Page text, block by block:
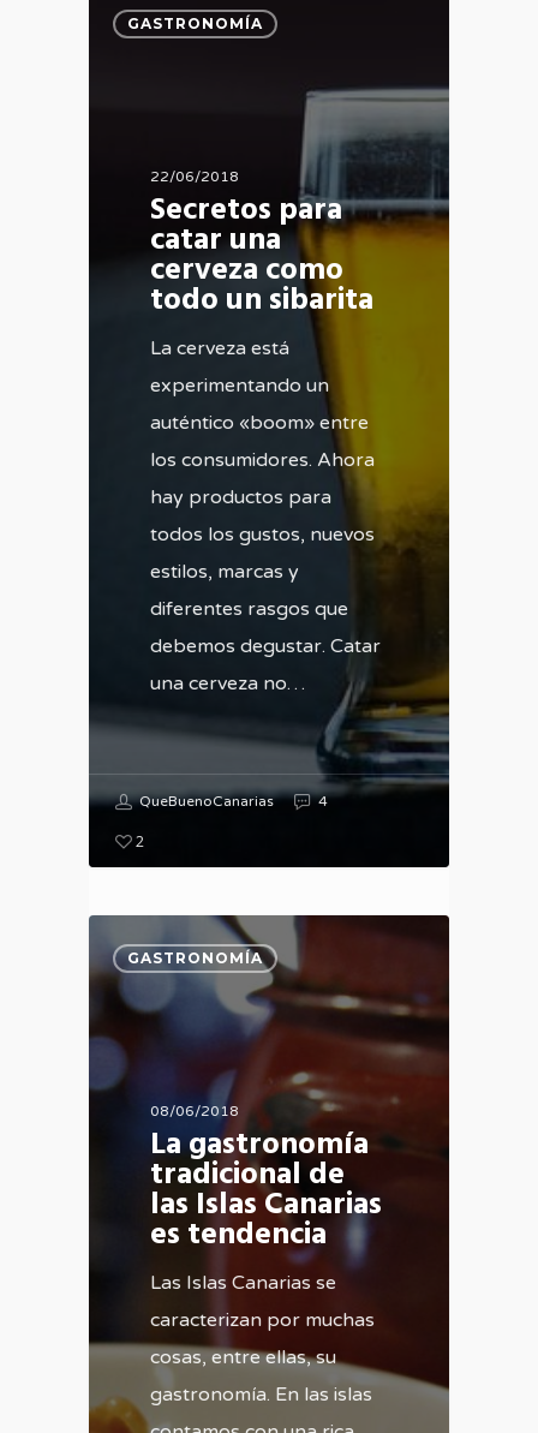
GASTRONOMÍA
22/06/2018
Secretos para
catar una
cerveza como
todo un sibarita
La cerveza está
experimentando un
auténtico «boom» entre
los consumidores. Ahora
hay productos para
todos los gustos, nuevos
estilos, marcas y
diferentes rasgos que
debemos degustar. Catar
una cerveza no…
QueBuenoCanarias 4
2
GASTRONOMÍA
08/06/2018
La gastronomía
tradicional de
las Islas Canarias
es tendencia
Las Islas Canarias se
caracterizan por muchas
cosas, entre ellas, su
gastronomía. En las islas